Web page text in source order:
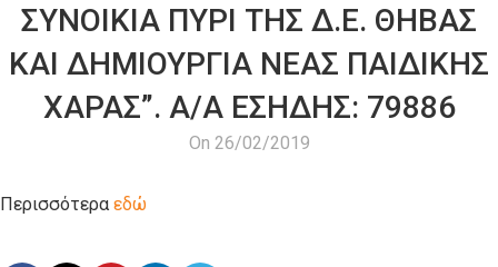
ΣΥΝΟΙΚΙΑ ΠΥΡΙ ΤΗΣ Δ.Ε. ΘΗΒΑΣ
ΚΑΙ ΔΗΜΙΟΥΡΓΙΑ ΝΕΑΣ ΠΑΙΔΙΚΗΣ
ΧΑΡΑΣ”. Α/Α ΕΣΗΔΗΣ: 79886
On 26/02/2019
Περισσότερα εδώ